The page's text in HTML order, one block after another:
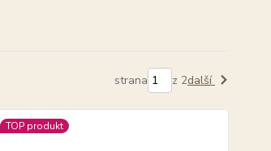
strana z 2další
TOP produkt